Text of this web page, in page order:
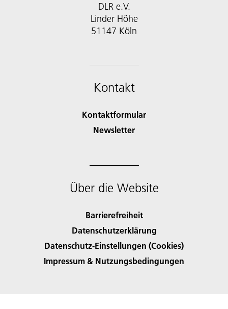
DLR e.V.
Linder Höhe
51147 Köln
Kontakt
Kontaktformular
Newsletter
Über die Website
Barrierefreiheit
Datenschutzerklärung
Datenschutz-Einstellungen (Cookies)
Impressum & Nutzungsbedingungen